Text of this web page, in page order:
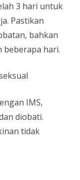
3 hari untuk
Pastikan
bahkan
beberapa hari.
IMS,
diobati.
tidak